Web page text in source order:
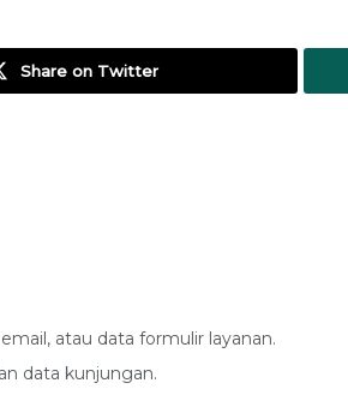
Share on Twitter
atau data formulir layanan.
data kunjungan.